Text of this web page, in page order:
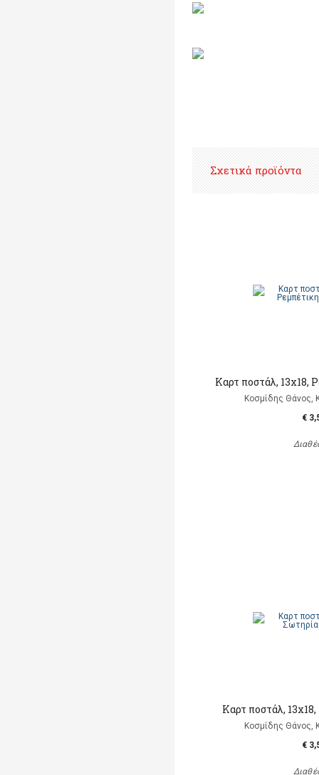
Σχετικά προϊόντα
Καρτ ποστάλ, 13x18,
Κοσμίδης Θάνος,
€
Καρτ ποστάλ,
Κοσμίδης Θάνος,
€